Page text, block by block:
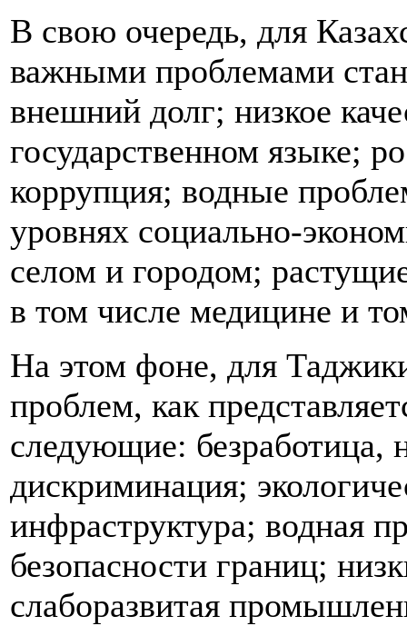
В свою очередь, для
важными проблемами
внешний долг; низкое
государственном языке;
коррупция; водные
уровнях социально-
селом и городом;
в том числе медицине и
На этом фоне, для
проблем, как
следующие: безработица,
дискриминация;
инфраструктура; водная
безопасности границ;
слаборазвитая